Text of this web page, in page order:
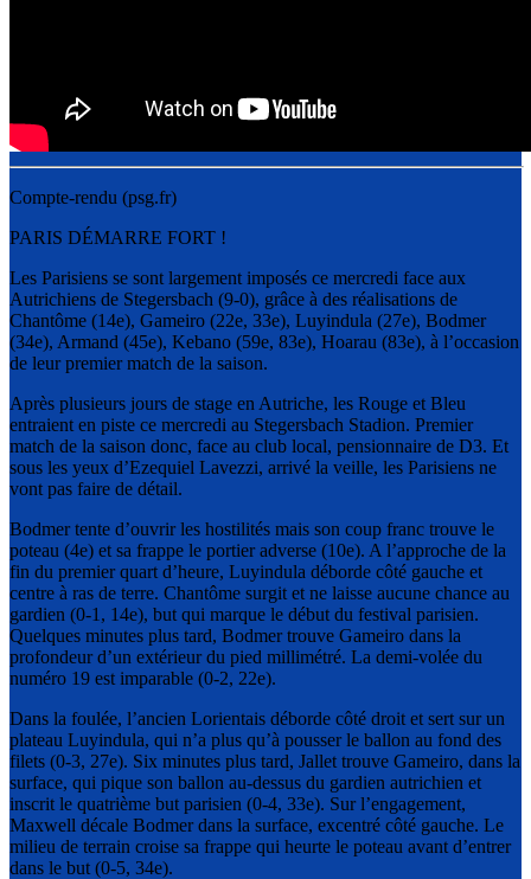
Compte-rendu (psg.fr)
PARIS DÉMARRE FORT !
Les Parisiens se sont largement imposés ce mercredi face aux
Autrichiens de Stegersbach (9-0), grâce à des réalisations de
Chantôme (14e), Gameiro (22e, 33e), Luyindula (27e), Bodmer
(34e), Armand (45e), Kebano (59e, 83e), Hoarau (83e), à l’occasion
de leur premier match de la saison.
Après plusieurs jours de stage en Autriche, les Rouge et Bleu
entraient en piste ce mercredi au Stegersbach Stadion. Premier
match de la saison donc, face au club local, pensionnaire de D3. Et
sous les yeux d’Ezequiel Lavezzi, arrivé la veille, les Parisiens ne
vont pas faire de détail.
Bodmer tente d’ouvrir les hostilités mais son coup franc trouve le
poteau (4e) et sa frappe le portier adverse (10e). A l’approche de la
fin du premier quart d’heure, Luyindula déborde côté gauche et
centre à ras de terre. Chantôme surgit et ne laisse aucune chance au
gardien (0-1, 14e), but qui marque le début du festival parisien.
Quelques minutes plus tard, Bodmer trouve Gameiro dans la
profondeur d’un extérieur du pied millimétré. La demi-volée du
numéro 19 est imparable (0-2, 22e).
Dans la foulée, l’ancien Lorientais déborde côté droit et sert sur un
plateau Luyindula, qui n’a plus qu’à pousser le ballon au fond des
filets (0-3, 27e). Six minutes plus tard, Jallet trouve Gameiro, dans la
surface, qui pique son ballon au-dessus du gardien autrichien et
inscrit le quatrième but parisien (0-4, 33e). Sur l’engagement,
Maxwell décale Bodmer dans la surface, excentré côté gauche. Le
milieu de terrain croise sa frappe qui heurte le poteau avant d’entrer
dans le but (0-5, 34e).